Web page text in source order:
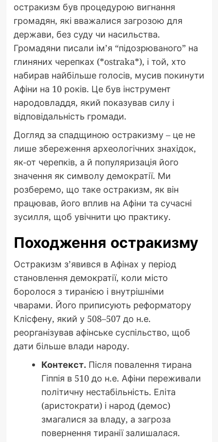
остракизм був процедурою вигнання
громадян, які вважалися загрозою для
держави, без суду чи насильства.
Громадяни писали ім’я “підозрюваного” на
глиняних черепках (*ostraka*), і той, хто
набирав найбільше голосів, мусив покинути
Афіни на 10 років. Це був інструмент
народовладдя, який показував силу і
відповідальність громади.
Догляд за спадщиною остракизму – це не
лише збереження археологічних знахідок,
як-от черепків, а й популяризація його
значення як символу демократії. Ми
розберемо, що таке остракизм, як він
працював, його вплив на Афіни та сучасні
зусилля, щоб увічнити цю практику.
Походження остракизму
Остракизм з’явився в Афінах у період
становлення демократії, коли місто
боролося з тиранією і внутрішніми
чварами. Його приписують реформатору
Клісфену, який у 508–507 до н.е.
реорганізував афінське суспільство, щоб
дати більше влади народу.
Контекст. Після повалення тирана
Гіппія в 510 до н.е. Афіни переживали
політичну нестабільність. Еліта
(аристократи) і народ (демос)
змагалися за владу, а загроза
повернення тиранії залишалася.